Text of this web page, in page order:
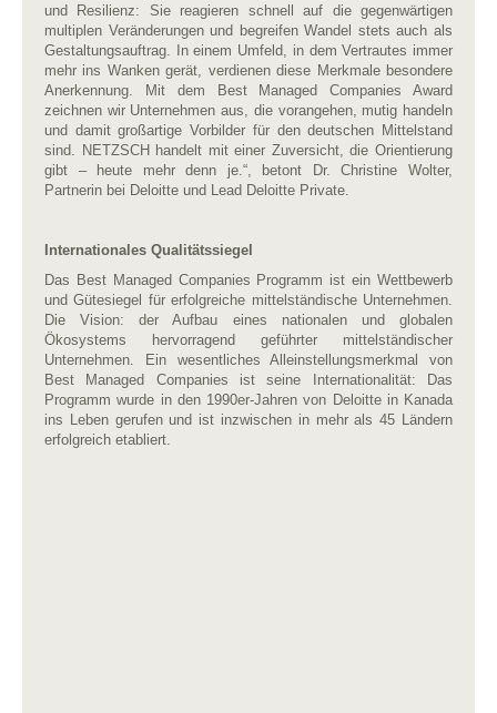
und Resilienz: Sie reagieren schnell auf die gegenwärtigen
multiplen Veränderungen und begreifen Wandel stets auch als
Gestaltungsauftrag. In einem Umfeld, in dem Vertrautes immer
mehr ins Wanken gerät, verdienen diese Merkmale besondere
Anerkennung. Mit dem Best Managed Companies Award
zeichnen wir Unternehmen aus, die vorangehen, mutig handeln
und damit großartige Vorbilder für den deutschen Mittelstand
sind. NETZSCH handelt mit einer Zuversicht, die Orientierung
gibt – heute mehr denn je.“, betont Dr. Christine Wolter,
Partnerin bei Deloitte und Lead Deloitte Private.
Internationales Qualitätssiegel
Das Best Managed Companies Programm ist ein Wettbewerb
und Gütesiegel für erfolgreiche mittelständische Unternehmen.
Die Vision: der Aufbau eines nationalen und globalen
Ökosystems hervorragend geführter mittelständischer
Unternehmen. Ein wesentliches Alleinstellungsmerkmal von
Best Managed Companies ist seine Internationalität: Das
Programm wurde in den 1990er-Jahren von Deloitte in Kanada
ins Leben gerufen und ist inzwischen in mehr als 45 Ländern
erfolgreich etabliert.